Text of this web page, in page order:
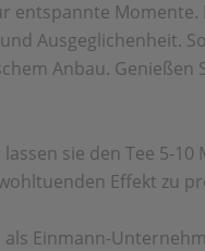
Ausgeglichenheit.
Anbau.
sie den Tee 5-
Effekt zu
Einmann-